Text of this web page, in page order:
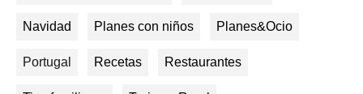
Navidad Planes con niños Planes&Ocio
Portugal Recetas Restaurantes